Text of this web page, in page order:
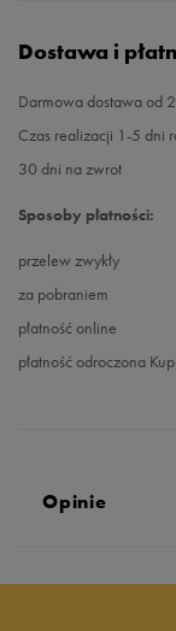
Dostawa i
Darmowa dostawa od
Czas realizacji 1-5 dni
30 dni na zwrot
Sposoby płatności:
przelew zwykły
za pobraniem
płatność online
płatność odroczona
Opinie